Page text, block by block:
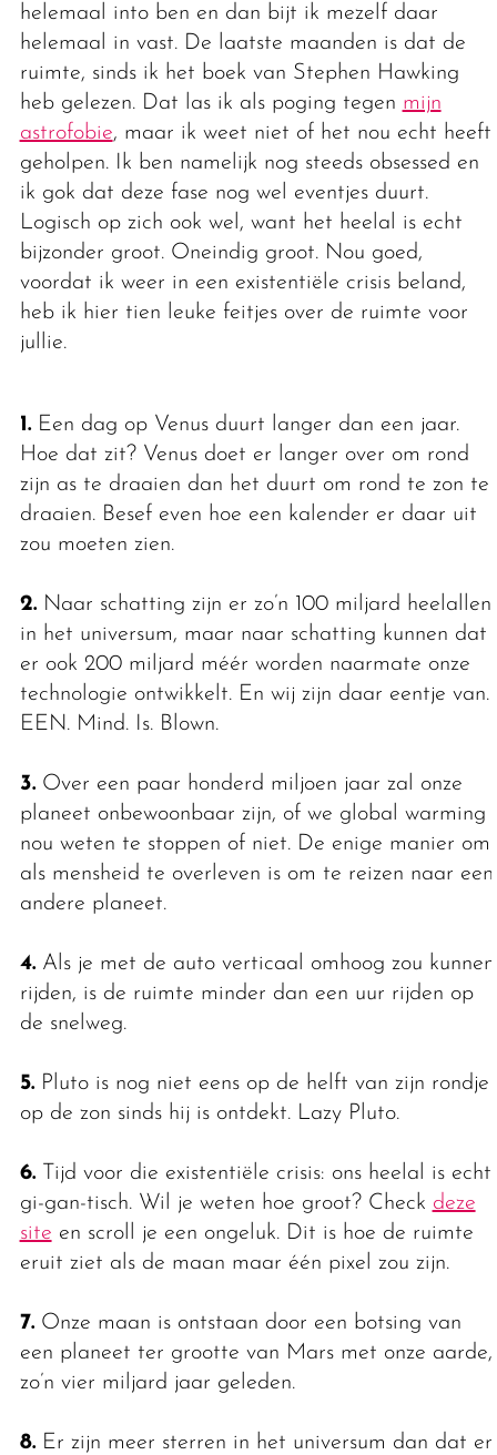
helemaal into ben en dan bijt ik mezelf daar
helemaal in vast. De laatste maanden is dat de
ruimte, sinds ik het boek van Stephen Hawking
heb gelezen. Dat las ik als poging tegen mijn
astrofobie, maar ik weet niet of het nou echt heeft
geholpen. Ik ben namelijk nog steeds obsessed en
ik gok dat deze fase nog wel eventjes duurt.
Logisch op zich ook wel, want het heelal is echt
bijzonder groot. Oneindig groot. Nou goed,
voordat ik weer in een existentiële crisis beland,
heb ik hier tien leuke feitjes over de ruimte voor
jullie.
1.Een dag op Venus duurt langer dan een jaar.
Hoe dat zit? Venus doet er langer over om rond
zijn as te draaien dan het duurt om rond te zon te
draaien. Besef even hoe een kalender er daar uit
zou moeten zien.
2.Naar schatting zijn er zo’n 100 miljard heelallen
in het universum, maar naar schatting kunnen dat
er ook 200 miljard méér worden naarmate onze
technologie ontwikkelt. En wij zijn daar eentje van.
EEN. Mind. Is. Blown.
3.Over een paar honderd miljoen jaar zal onze
planeet onbewoonbaar zijn, of we global warming
nou weten te stoppen of niet. De enige manier om
als mensheid te overleven is om te reizen naar een
andere planeet.
4.Als je met de auto verticaal omhoog zou kunnen
rijden, is de ruimte minder dan een uur rijden op
de snelweg.
5.Pluto is nog niet eens op de helft van zijn rondje
op de zon sinds hij is ontdekt. Lazy Pluto.
6.Tijd voor die existentiële crisis: ons heelal is echt
gi-gan-tisch. Wil je weten hoe groot? Check deze
site en scroll je een ongeluk. Dit is hoe de ruimte
eruit ziet als de maan maar één pixel zou zijn.
7.Onze maan is ontstaan door een botsing van
een planeet ter grootte van Mars met onze aarde,
zo’n vier miljard jaar geleden.
8.Er zijn meer sterren in het universum dan dat er